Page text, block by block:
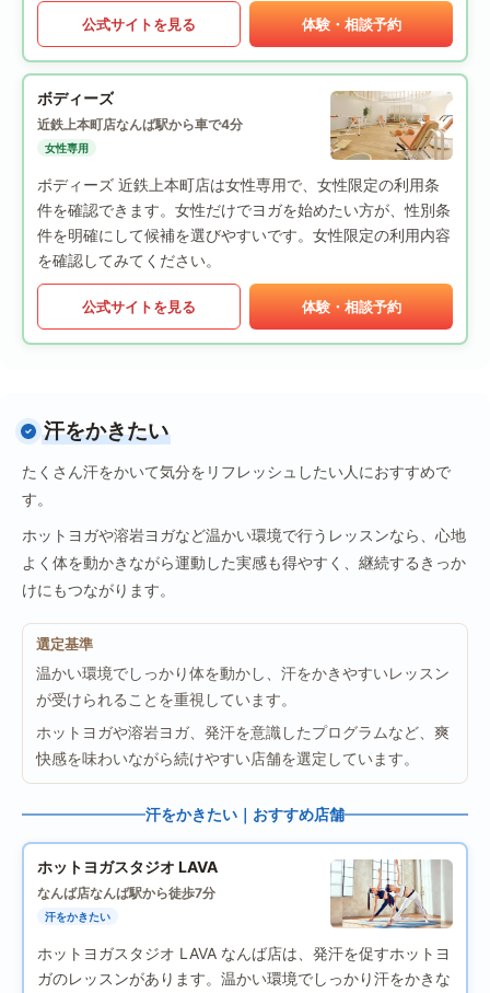
公式サイトを見る 体験・相談予約
ボディーズ
近鉄上本町店なんば駅から車で4分
女性専用
ボディーズ 近鉄上本町店は女性専用で、女性限定の利用条
件を確認できます。女性だけでヨガを始めたい方が、性別条
件を明確にして候補を選びやすいです。女性限定の利用内容
を確認してみてください。
公式サイトを見る 体験・相談予約
汗をかきたい
たくさん汗をかいて気分をリフレッシュしたい人におすすめで
す。
ホットヨガや溶岩ヨガなど温かい環境で行うレッスンなら、心地
よく体を動かきながら運動した実感も得やすく、継続するきっか
けにもつながります。
選定基準
温かい環境でしっかり体を動かし、汗をかきやすいレッスン
が受けられることを重視しています。
ホットヨガや溶岩ヨガ、発汗を意識したプログラムなど、爽
快感を味わいながら続けやすい店舗を選定しています。
汗をかきたい｜おすすめ店舗
ホットヨガスタジオ LAVA
なんば店なんば駅から徒歩7分
汗をかきたい
ホットヨガスタジオ LAVA なんば店は、発汗を促すホットヨ
ガのレッスンがあります。温かい環境でしっかり汗をかきな